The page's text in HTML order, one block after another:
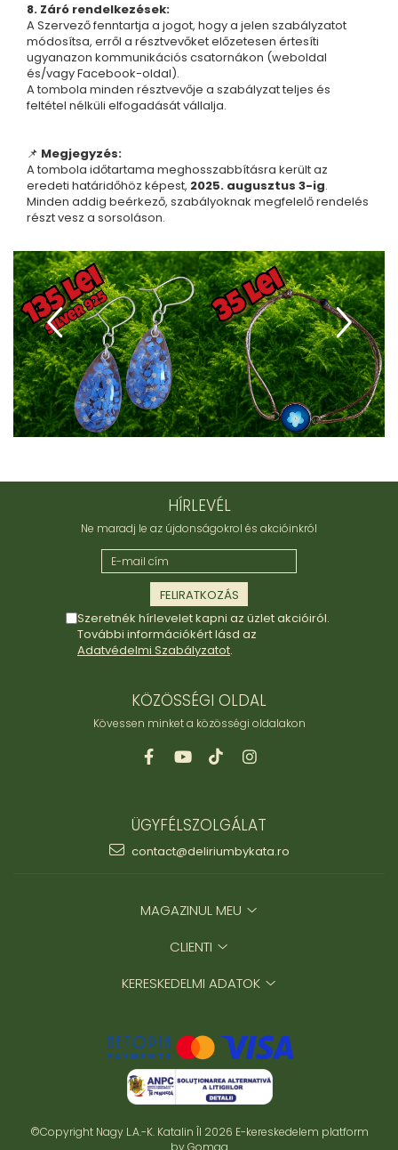
Ékszer szett
Karperec
Fémmentes ékszerek
Karperec
Egyéb kiegészítők
Könyvjelző
Kiegészítők
Környezettudatos termékek
Kenyérzsák
élelmiszereknek
Újraszalvéta szendvicsnek
Nasi - tasi
Kozmetikai korong
Textil edény- és tányérhuzat
"NEM-papír" konyhai törlőkendő
Utazó evőeszköztartó
Újrahasználható zöldség- és
gyümölcsös zsák
Személyre szabott termékek
MINDEN Ékszer és Kiegészítő
MINDEN Környezettudatos Termék
MINDEN Személyre Szabott
8. Záró rendelkezések:
A Szervező fenntartja a jogot, hogy a jelen szabályzatot
módosítsa, erről a résztvevőket előzetesen értesíti
ugyanazon kommunikációs csatornákon (weboldal
és/vagy Facebook-oldal).
A tombola minden résztvevője a szabályzat teljes és
feltétel nélküli elfogadását vállalja.
📌 Megjegyzés:
A tombola időtartama meghosszabbításra került az
eredeti határidőhöz képest, 2025. augusztus 3-ig.
Minden addig beérkező, szabályoknak megfelelő rendelés
részt vesz a sorsoláson.
HÍRLEVÉL
Ne maradj le az újdonságokrol és akcióinkról
Szeretnék hírlevelet kapni az üzlet akcióiról.
További információkért lásd az
Adatvédelmi Szabályzatot.
KÖZÖSSÉGI OLDAL
Kövessen minket a közösségi oldalakon
ÜGYFÉLSZOLGÁLAT
contact@deliriumbykata.ro
MAGAZINUL MEU
CLIENTI
KERESKEDELMI ADATOK
©Copyright Nagy L.A.-K. Katalin ÎI 2026 E-kereskedelem platform
by Gomag